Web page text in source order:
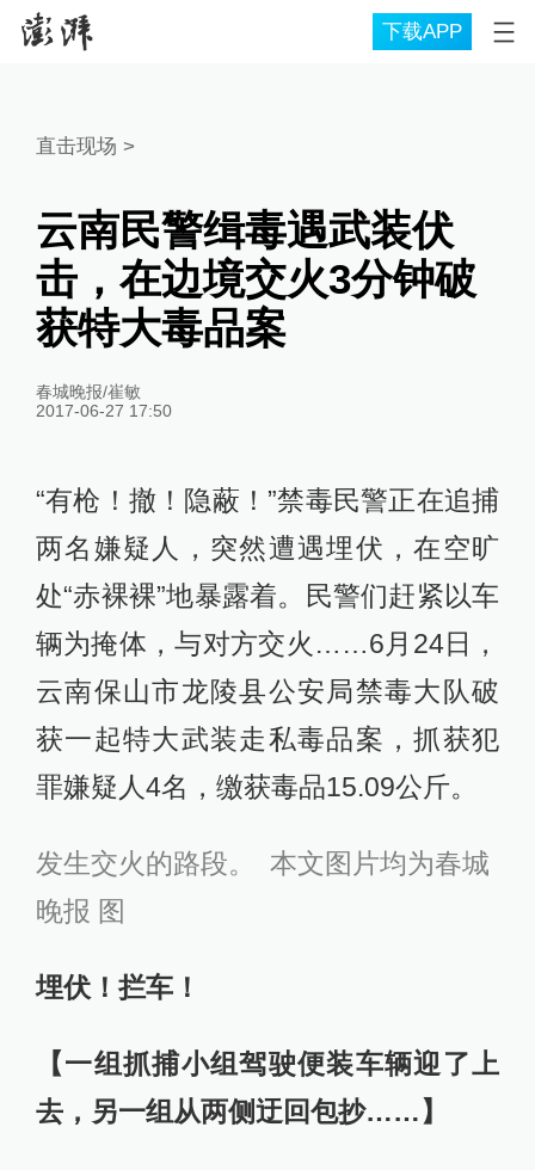
下载APP
直击现场 >
云南民警缉毒遇武装伏
击，在边境交火3分钟破
获特大毒品案
春城晚报/崔敏
2017-06-27 17:50
“有枪！撤！隐蔽！”禁毒民警正在追捕
两名嫌疑人，突然遭遇埋伏，在空旷
处“赤裸裸”地暴露着。民警们赶紧以车
辆为掩体，与对方交火……6月24日，
云南保山市龙陵县公安局禁毒大队破
获一起特大武装走私毒品案，抓获犯
罪嫌疑人4名，缴获毒品15.09公斤。
发生交火的路段。 本文图片均为春城
晚报 图
埋伏！拦车！
【一组抓捕小组驾驶便装车辆迎了上
去，另一组从两侧迂回包抄……】